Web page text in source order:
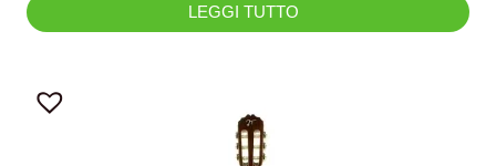
LEGGI TUTTO